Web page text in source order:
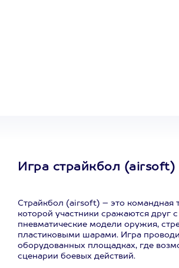
Игра страйкбол (airsoft)
Страйкбол (airsoft) – это командная
которой участники сражаются друг
пневматические модели оружия,
пластиковыми шарами. Игра
оборудованных площадках, где
сценарии боевых действий.